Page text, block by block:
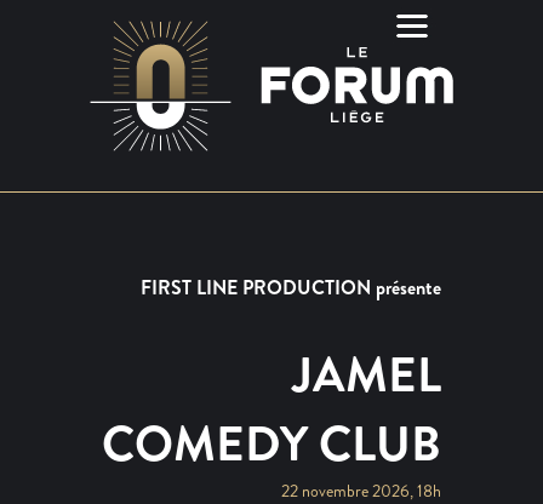
FIRST LINE PRODUCTION présente
JAMEL
COMEDY CLUB
22 novembre 2026, 18h